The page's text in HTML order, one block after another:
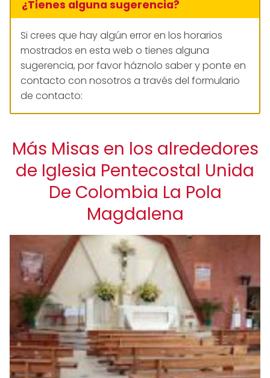
¿Tienes alguna sugerencia?
Si crees que hay algún error en los horarios
mostrados en esta web o tienes alguna
sugerencia, por favor háznolo saber y ponte en
contacto con nosotros a través del formulario
de contacto:
Más Misas en los alrededores
de Iglesia Pentecostal Unida
De Colombia La Pola
Magdalena